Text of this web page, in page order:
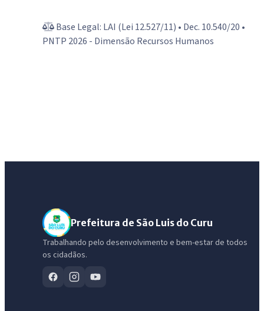
Base Legal: LAI (Lei 12.527/11) • Dec. 10.540/20 •
PNTP 2026 - Dimensão Recursos Humanos
Prefeitura de São Luis do Curu
Trabalhando pelo desenvolvimento e bem-estar de todos
os cidadãos.